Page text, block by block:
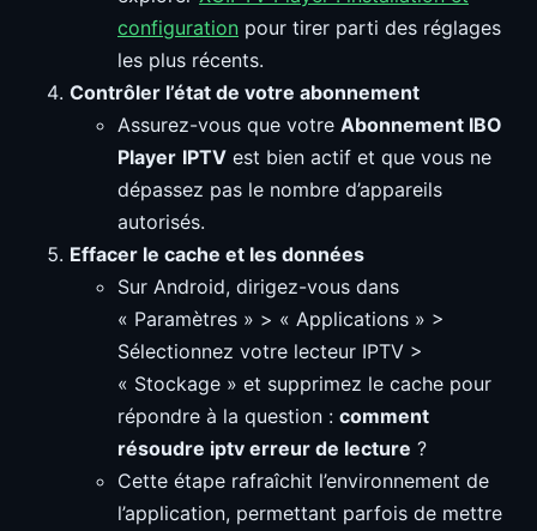
configuration pour tirer parti des réglages
les plus récents.
Contrôler l’état de votre abonnement
Assurez-vous que votre Abonnement IBO
Player IPTV est bien actif et que vous ne
dépassez pas le nombre d’appareils
autorisés.
Effacer le cache et les données
Sur Android, dirigez-vous dans
« Paramètres » > « Applications » >
Sélectionnez votre lecteur IPTV >
« Stockage » et supprimez le cache pour
répondre à la question : comment
résoudre iptv erreur de lecture ?
Cette étape rafraîchit l’environnement de
l’application, permettant parfois de mettre